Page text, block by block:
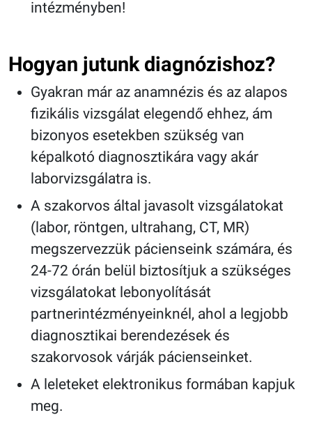
intézményben!
Hogyan jutunk diagnózishoz?
Gyakran már az anamnézis és az alapos
fizikális vizsgálat elegendő ehhez, ám
bizonyos esetekben szükség van
képalkotó diagnosztikára vagy akár
laborvizsgálatra is.
A szakorvos által javasolt vizsgálatokat
(labor, röntgen, ultrahang, CT, MR)
megszervezzük pácienseink számára, és
24-72 órán belül biztosítjuk a szükséges
vizsgálatokat lebonyolítását
partnerintézményeinknél, ahol a legjobb
diagnosztikai berendezések és
szakorvosok várják pácienseinket.
A leleteket elektronikus formában kapjuk
meg.